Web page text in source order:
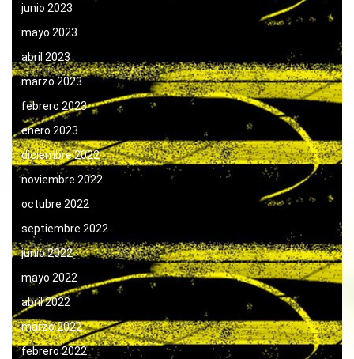
junio 2023
mayo 2023
abril 2023
marzo 2023
febrero 2023
enero 2023
diciembre 2022
noviembre 2022
octubre 2022
septiembre 2022
junio 2022
mayo 2022
abril 2022
marzo 2022
febrero 2022